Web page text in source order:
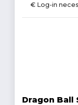
€ Log-in
Dragon Ball